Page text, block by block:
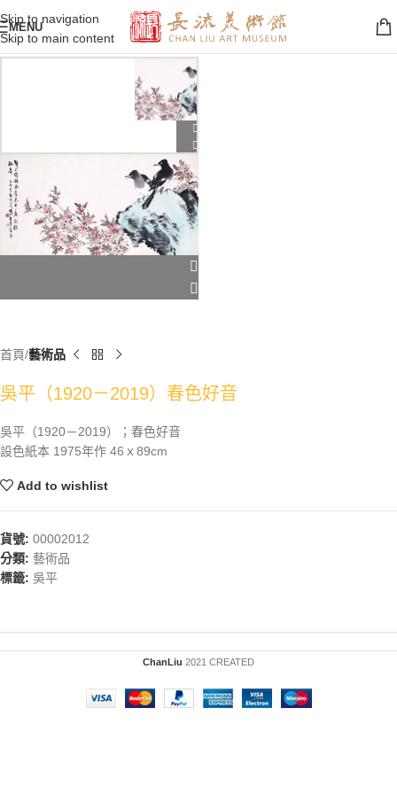
Skip to navigation
Skip to main content
MENU
首頁 藝術品
吳平（1920－2019）春色好音
吳平（1920－2019）；春色好音
設色紙本 1975年作 46ｘ89cm
Add to wishlist
貨號: 00002012
分類: 藝術品
標籤: 吳平
ChanLiu 2021 CREATED